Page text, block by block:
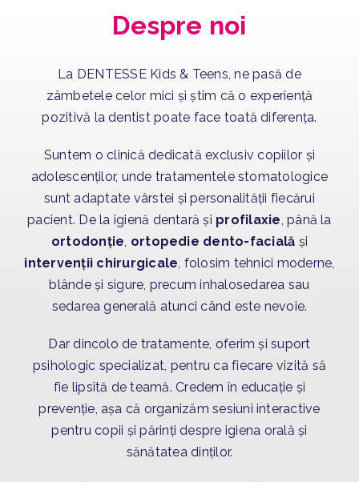
Despre noi
La DENTESSE Kids & Teens, ne pasă de
zâmbetele celor mici și știm că o experiență
pozitivă la dentist poate face toată diferența.
Suntem o clinică dedicată exclusiv copiilor și
adolescenților, unde tratamentele stomatologice
sunt adaptate vârstei și personalității fiecărui
pacient. De la igienă dentară și profilaxie , până la
ortodonție ortopedie dento-facială și
intervenții chirurgicale , folosim tehnici moderne,
blânde și sigure, precum inhalosedarea sau
sedarea generală atunci când este nevoie.
Dar dincolo de tratamente, oferim și suport
psihologic specializat, pentru ca fiecare vizită să
fie lipsită de teamă. Credem în educație și
prevenție, așa că organizăm sesiuni interactive
pentru copii și părinți despre igiena orală și
sănătatea dinților.